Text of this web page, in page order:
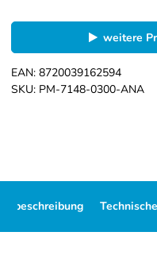
weitere
EAN: 8720039162594
SKU: PM-7148-0300-ANA